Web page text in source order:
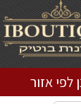
לפי אזור